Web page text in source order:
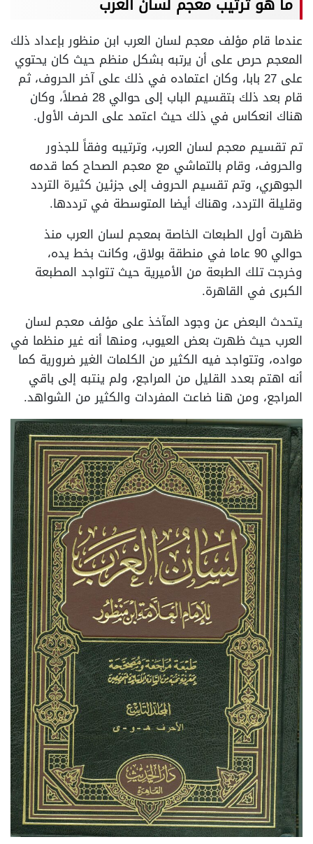
عندما قام مؤلف معجم لسان العرب ابن منظور بإعداد ذلك
المعجم حرص على أن يرتبه بشكل منظم حيث كان يحتوي
على 27 بابا، وكان اعتماده في ذلك على آخر الحروف، ثم
قام بعد ذلك بتقسيم الباب إلى حوالي 28 فصلاً، وكان
هناك انعكاس في ذلك حيث اعتمد على الحرف الأول.
تم تقسيم معجم لسان العرب، وترتيبه وفقاً للجذور
والحروف، وقام بالتماشي مع معجم الصحاح كما قدمه
الجوهري، وتم تقسيم الحروف إلى جزئين كثيرة التردد
وقليلة التردد، وهناك أيضا المتوسطة في ترددها.
ظهرت أول الطبعات الخاصة بمعجم لسان العرب منذ
حوالي 90 عاما في منطقة بولاق، وكانت بخط يده،
وخرجت تلك الطبعة من الأميرية حيث تتواجد المطبعة
الكبرى في القاهرة.
يتحدث البعض عن وجود المآخذ على مؤلف معجم لسان
العرب حيث ظهرت بعض العيوب، ومنها أنه غير منظما في
مواده، وتتواجد فيه الكثير من الكلمات الغير ضرورية كما
أنه اهتم بعدد القليل من المراجع، ولم ينتبه إلى باقي
المراجع، ومن هنا ضاعت المفردات والكثير من الشواهد.